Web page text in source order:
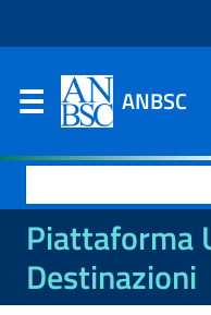
ANBSC
per:
Piattaforma
Destinazioni